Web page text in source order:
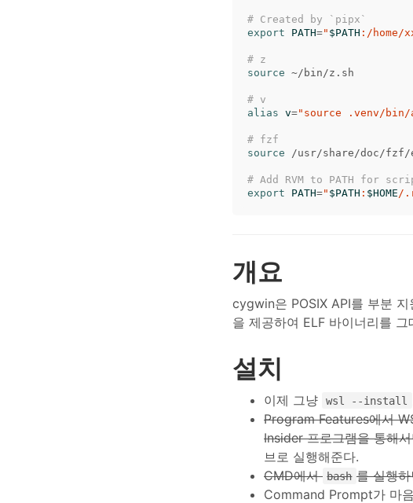
# Created by `pipx`
export PATH=" $PATH :/
# z
source ~/bin/z.sh
# v
alias v="source .venv/
# fzf
source /usr/share/doc/fzf/
# Add RVM to PATH for
export PATH=" $PATH : $HOME/
개요
cygwin은 POSIX API를 부분
을 제공하여 ELF 바이너리를
설치
이제 그냥 wsl --install
Program Features에서
Insider 프로그램을 통해
브로 실행해준다.
CMD에서 bash 를 실행
Command Prompt가 마